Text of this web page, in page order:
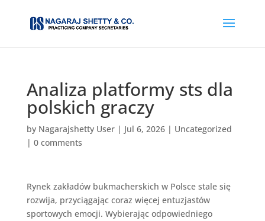
Analiza platformy sts dla
polskich graczy
by Nagarajshetty User| Jul 6, 2026| Uncategorized
| 0 comments
Rynek zakładów bukmacherskich w Polsce stale się
rozwija, przyciągając coraz więcej entuzjastów
sportowych emocji. Wybierając odpowiedniego